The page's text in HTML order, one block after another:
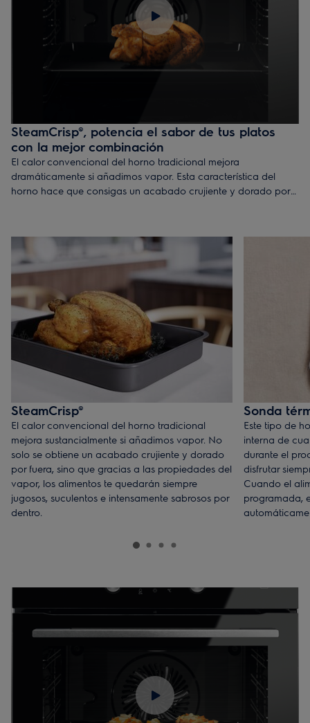
SteamCrisp®, potencia el sabor de tus platos
con la mejor combinación
El calor convencional del horno tradicional mejora
dramáticamente si añadimos vapor. Esta característica del
horno hace que consigas un acabado crujiente y dorado por
por dentro.
SteamCrisp®
El calor convencional del horno tradicional
mejora sustancialmente si añadimos vapor. No
solo se obtiene un acabado crujiente y dorado
por fuera, sino que gracias a las propiedades del
vapor, los alimentos te quedarán siempre
jugosos, suculentos e intensamente sabrosos por
dentro.
Sonda
Este tipo de
interna de
durante el
disfrutar
Cuando el
programada,